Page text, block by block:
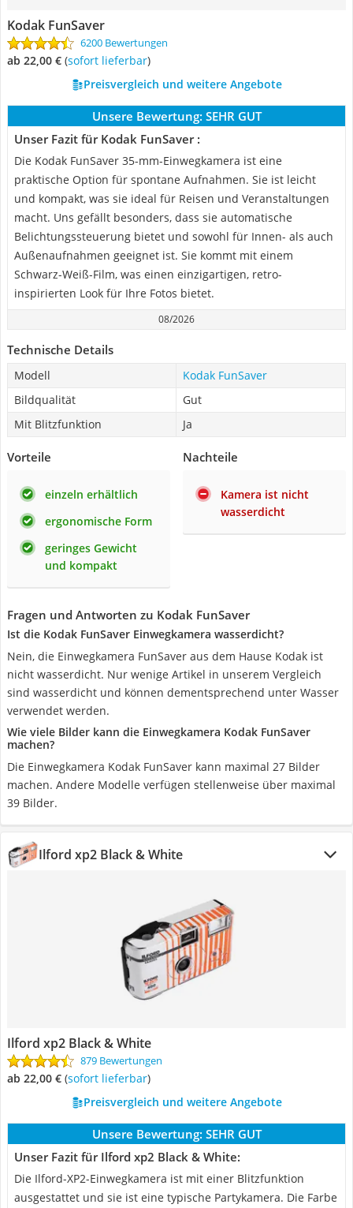
Kodak FunSaver
6200 Bewertungen
ab 22,00 € ( Sofort lieferbar)
Preisvergleich und weitere Angebote
Unsere Bewertung: SEHR GUT
Unser Fazit für Kodak FunSaver :
Die Kodak FunSaver 35-mm-Einwegkamera ist eine
praktische Option für spontane Aufnahmen. Sie ist leicht
und kompakt, was sie ideal für Reisen und Veranstaltungen
macht. Uns gefällt besonders, dass sie automatische
Belichtungssteuerung bietet und sowohl für Innen- als auch
Außenaufnahmen geeignet ist. Sie kommt mit einem
Schwarz-Weiß-Film, was einen einzigartigen, retro-
inspirierten Look für Ihre Fotos bietet.
08/2026
Technische Details
Modell
Kodak FunSaver
Bildqualität
Gut
Mit Blitzfunktion
Ja
Vorteile
einzeln erhältlich
ergonomische Form
geringes Gewicht
und kompakt
Nachteile
Kamera ist nicht
wasserdicht
Fragen und Antworten zu Kodak FunSaver
Ist die Kodak FunSaver Einwegkamera wasserdicht?
Nein, die Einwegkamera FunSaver aus dem Hause Kodak ist
nicht wasserdicht. Nur wenige Artikel in unserem Vergleich
sind wasserdicht und können dementsprechend unter Wasser
verwendet werden.
Wie viele Bilder kann die Einwegkamera Kodak FunSaver
machen?
Die Einwegkamera Kodak FunSaver kann maximal 27 Bilder
machen. Andere Modelle verfügen stellenweise über maximal
39 Bilder.
Ilford xp2 Black & White
Ilford xp2 Black & White
879 Bewertungen
ab 22,00 € ( Sofort lieferbar)
Preisvergleich und weitere Angebote
Unsere Bewertung: SEHR GUT
Unser Fazit für Ilford xp2 Black & White:
Die Ilford-XP2-Einwegkamera ist mit einer Blitzfunktion
ausgestattet und sie ist eine typische Partykamera. Die Farbe